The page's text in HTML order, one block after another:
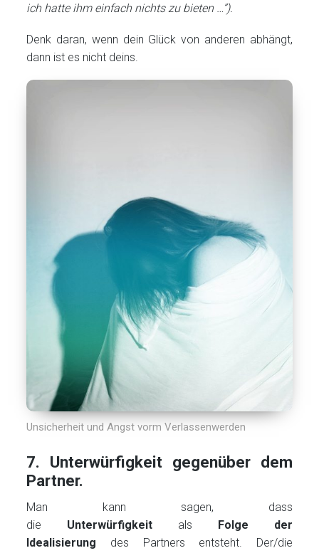
ich hatte ihm einfach nichts zu bieten …”).
Denk daran, wenn dein Glück von anderen abhängt,
dann ist es nicht deins.
Unsicherheit und Angst vorm Verlassenwerden
7. Unterwürfigkeit gegenüber dem
Partner.
Man kann sagen, dass
die Unterwürfigkeit als Folge der
Idealisierung des Partners entsteht. Der/die